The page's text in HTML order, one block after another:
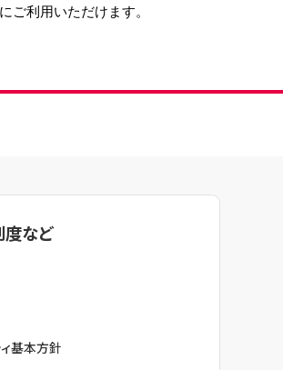
ービスのご案内
でんさいサービス
Big Advance
ご利用いただけます。
度など
基本方針